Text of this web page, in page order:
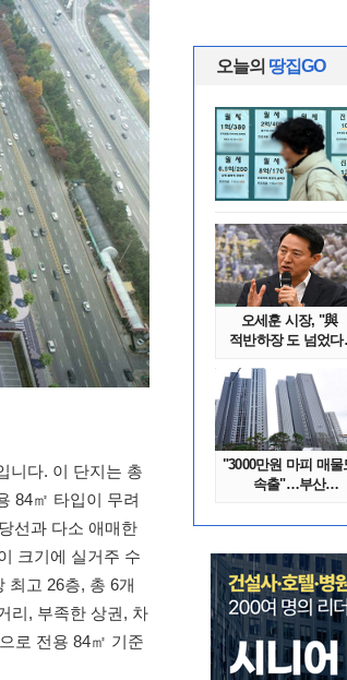
니다. 이 단지는 총
84㎡ 타입이 무려
선과 다소 애매한
크기에 실거주 수
최고 26층, 총 6개
리, 부족한 상권, 차
로 전용 84㎡ 기준
오늘의 땅집GO
오세훈 시장, "與
적반하장 도 넘었다"
"3000만원 마피 매물
속출"…부산